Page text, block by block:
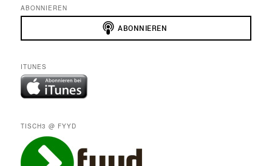
ABONNIEREN
ITUNES
TISCH3 @ FYYD